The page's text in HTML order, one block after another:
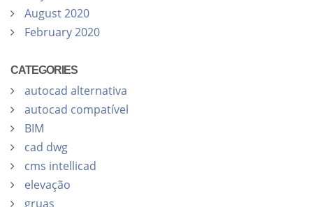
August 2020
February 2020
CATEGORIES
autocad alternativa
autocad compatível
BIM
cad dwg
cms intellicad
elevação
gruas